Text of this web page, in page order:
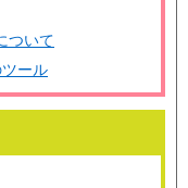
ついて
ール